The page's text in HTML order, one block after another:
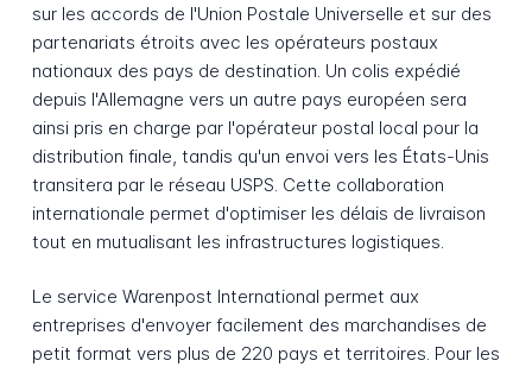
sur les accords de l'Union Postale Universelle et sur des
partenariats étroits avec les opérateurs postaux
nationaux des pays de destination. Un colis expédié
depuis l'Allemagne vers un autre pays européen sera
ainsi pris en charge par l'opérateur postal local pour la
distribution finale, tandis qu'un envoi vers les États-Unis
transitera par le réseau USPS. Cette collaboration
internationale permet d'optimiser les délais de livraison
tout en mutualisant les infrastructures logistiques.
Le service Warenpost International permet aux
entreprises d'envoyer facilement des marchandises de
petit format vers plus de 220 pays et territoires. Pour les